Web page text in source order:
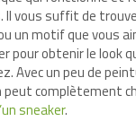
Il vous suffit de
un motif que vous
pour obtenir le look
Avec un peu de
peut complètement
sneaker.